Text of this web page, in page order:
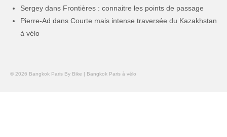
Sergey dans Frontières : connaitre les points de passage
Pierre-Ad dans Courte mais intense traversée du Kazakhstan
à vélo
© 2026 Bangkok Paris By Bike | Bangkok Paris à vélo